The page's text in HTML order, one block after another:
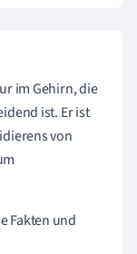
im Gehirn, die
ist. Er ist
von
Fakten und